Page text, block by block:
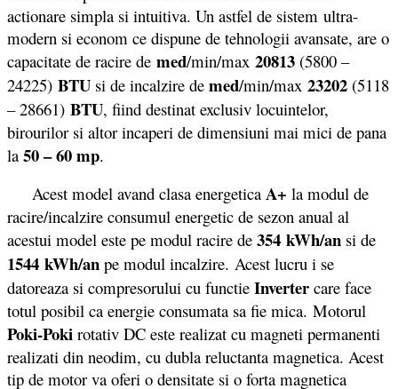
actionare simpla si intuitiva. Un astfel de sistem ultra-
modern si econom ce dispune de tehnologii avansate, are o
capacitate de racire de med/min/max 20813 (5800 –
24225) BTU si de incalzire de med/min/max 23202 (5118
– 28661) BTU, fiind destinat exclusiv locuintelor,
birourilor si altor incaperi de dimensiuni mai mici de pana
la 50 – 60 mp.
Acest model avand clasa energetica A+ la modul de
racire/incalzire consumul energetic de sezon anual al
acestui model este pe modul racire de 354 kWh/an si de
1544 kWh/an pe modul incalzire. Acest lucru i se
datoreaza si compresorului cu functie Inverter care face
totul posibil ca energie consumata sa fie mica. Motorul
Poki-Poki rotativ DC este realizat cu magneti permanenti
realizati din neodim, cu dubla reluctanta magnetica. Acest
tip de motor va oferi o densitate si o forta magnetica